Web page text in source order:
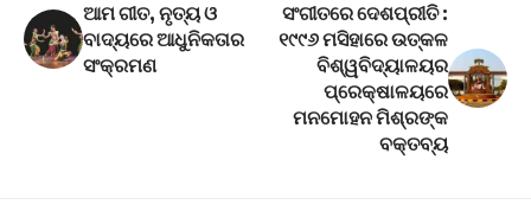
ଆମ ଗୀତ, ନୃତ୍ୟ ଓ
ବାଦ୍ୟରେ ଆଧୁନିକତାର
ସଂକ୍ରମଣ
ସଂଗୀତରେ ଦେଶପ୍ରୀତି :
୧୯୯୬ ମସିହାରେ ଉତ୍କଳ
ବିଶ୍ୱବିଦ୍ୟାଳୟର
ପ୍ରେକ୍ଷାଳୟରେ
ମନମୋହନ ମିଶ୍ରଙ୍କ
ବକ୍ତବ୍ୟ